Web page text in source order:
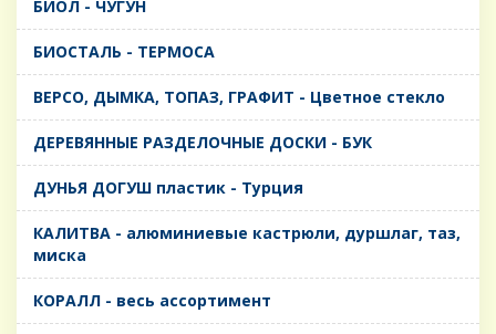
БИОЛ - ЧУГУН
БИОСТАЛЬ - ТЕРМОСА
ВЕРСО, ДЫМКА, ТОПАЗ, ГРАФИТ - Цветное стекло
ДЕРЕВЯННЫЕ РАЗДЕЛОЧНЫЕ ДОСКИ - БУК
ДУНЬЯ ДОГУШ пластик - Турция
КАЛИТВА - алюминиевые кастрюли, дуршлаг, таз,
миска
КОРАЛЛ - весь ассортимент